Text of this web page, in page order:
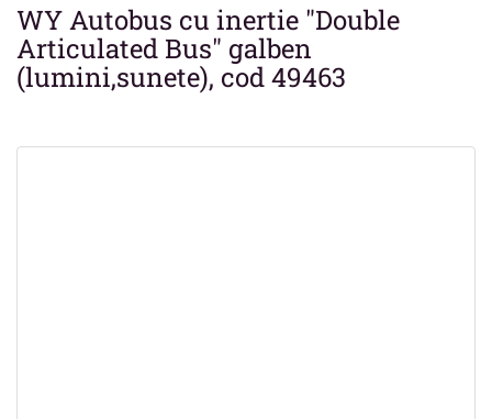
WY Autobus cu inertie "Double
Articulated Bus" galben
(lumini,sunete), cod 49463